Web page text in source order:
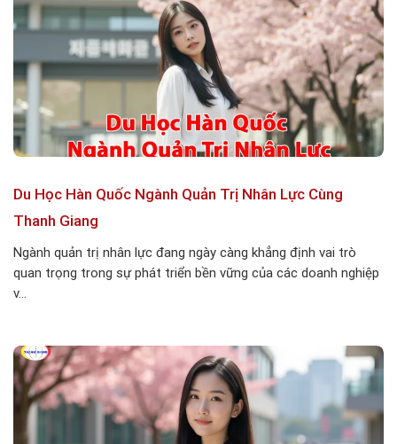
Du Học Hàn Quốc Ngành Quản Trị Nhân Lực Cùng
Thanh Giang
Ngành quản trị nhân lực đang ngày càng khẳng định vai trò
quan trọng trong sự phát triển bền vững của các doanh nghiệp
v...